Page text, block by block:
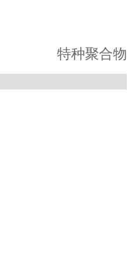
特种聚合物